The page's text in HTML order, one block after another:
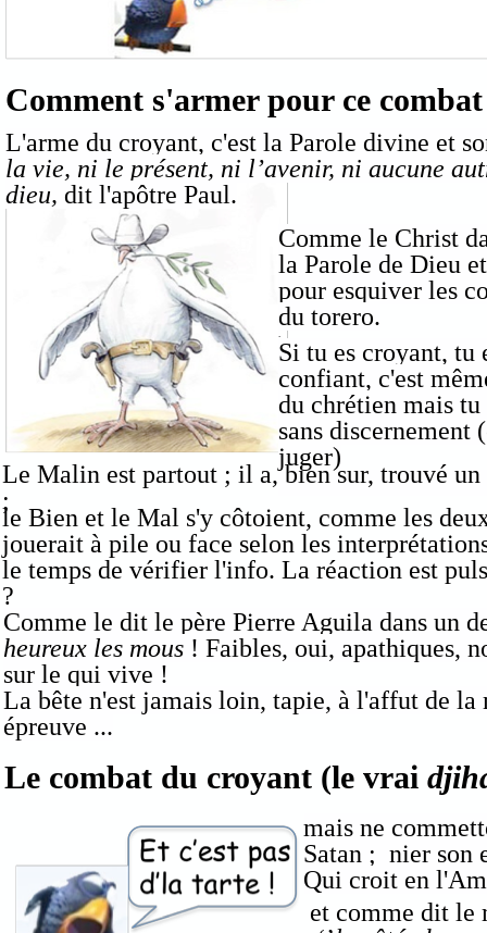
et comme dit
Le combat du croyant (le vrai
Comment s'armer pour ce
L'arme du croyant, c'est la Parole divine et
la vie, ni le présent, ni l’avenir, ni aucune
dieu, dit l'apôtre Paul.
Comme le Christ
la Parole de Dieu
pour esquiver les
du torero.
Si tu es croyant, tu
confiant, c'est
du chrétien mais
sans discernement
juger)
mais ne
Satan ; nier son
Qui croit en
Comme le dit le père Pierre Aguila dans un
heureux les mous! Faibles, oui, apathiques,
sur le qui vive !
La bête n'est jamais loin, tapie, à l'affut de
épreuve ...
le Bien et le Mal s'y côtoient, comme les
jouerait à pile ou face selon les
le temps de vérifier l'info. La réaction est
?
Le Malin est partout ; il a, bien sur, trouvé un
;